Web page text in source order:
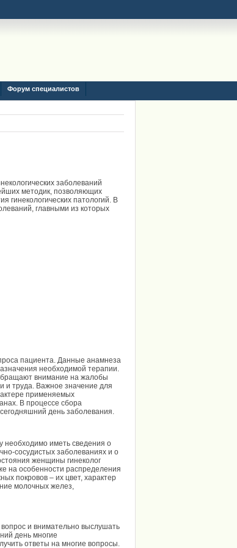
Форум специалистов
заболеваний
методик, позволяющих
гинекологических патологий. В
главными из которых
пациента. Данные анамнеза
необходимой терапии.
внимание на жалобы
и труда. Важное значение для
применяемых
В процессе сбора
день заболевания.
необходимо иметь сведения о
сосудистых заболеваниях и о
женщины гинеколог
на особенности распределения
покровов – их цвет, характер
молочных желез,
и внимательно выслушать
день многие
ответы на многие вопросы.